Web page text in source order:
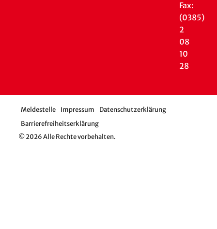
Fax:
(0385)
2
08
10
28
© 2026 Alle Rechte vorbehalten.
Meldestelle Impressum
Datenschutzerklärung
Barrierefreiheitserklärung